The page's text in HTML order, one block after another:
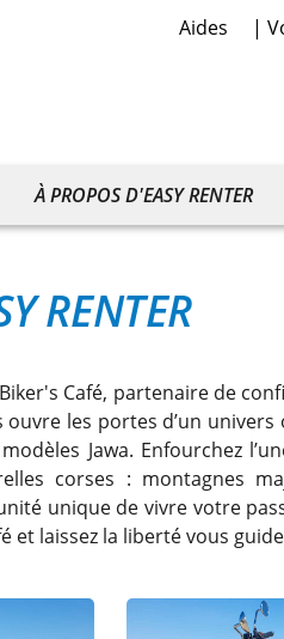
Aides
À PROPOS D'EASY RENTER
RENTER
Café, partenaire de
ouvre les portes d’un
Jawa. Enfourchez
corses : montagnes
unique de vivre votre
et laissez la liberté vous